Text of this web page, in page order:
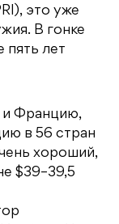
это уже
В гонке
пять лет
и Францию,
в 56 стран
хороший,
$39–39,5